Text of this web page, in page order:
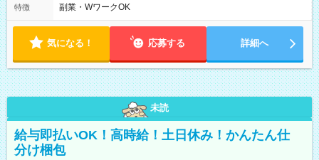
２，３日から勤務可能です) ※変形労働時間制 週平均実働40時
特徴 副業・WワークOK
気になる！ 応募する 詳細へ
未読
給与即払いOK！高時給！土日休み！かんたん仕
分け梱包